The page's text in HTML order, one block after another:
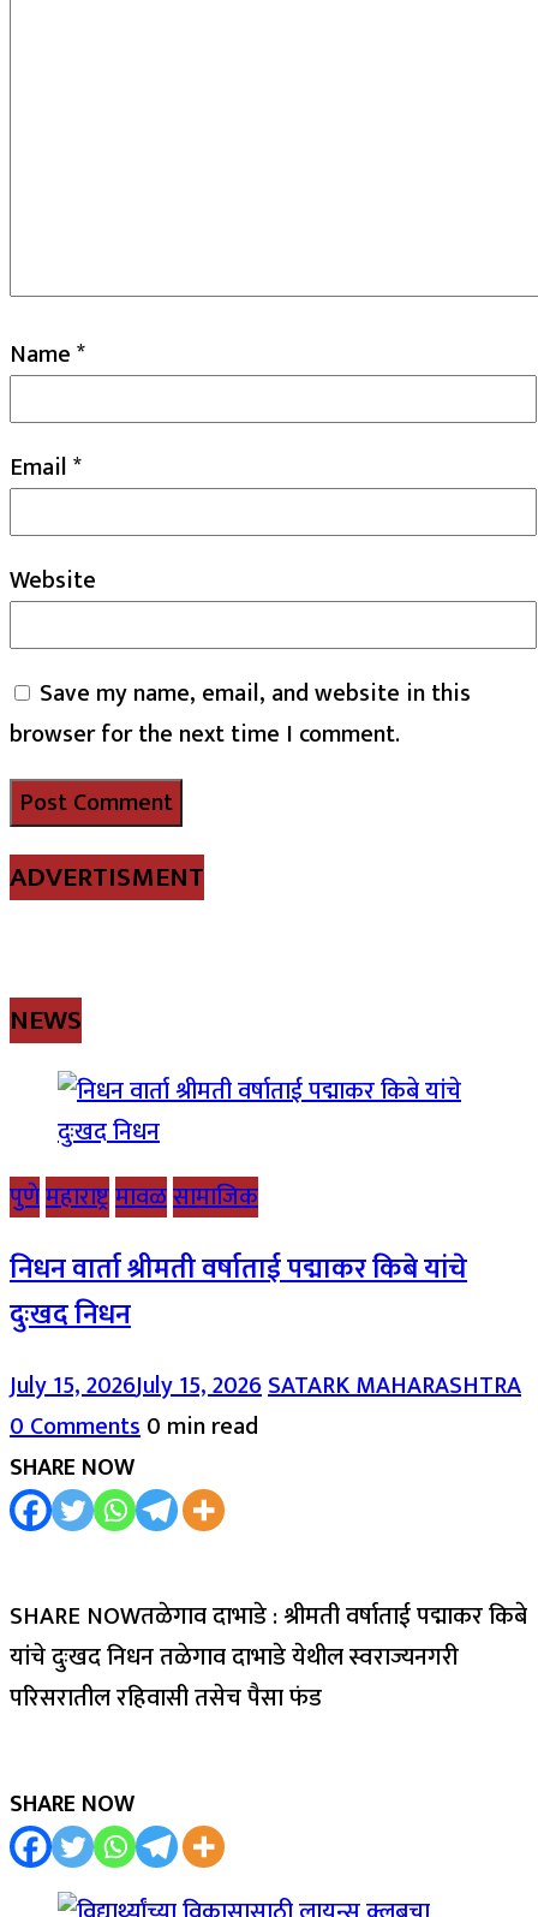
Name*
Email*
Website
Save my name, email, and website in this
browser for the next time I comment.
ADVERTISMENT
NEWS
पुणेमहाराष्ट्रमावळसामाजिक
निधन वार्ता श्रीमती वर्षाताई पद्माकर किबे यांचे
दुःखद निधन
July 15, 2026July 15, 2026SATARK MAHARASHTRA
0 Comments0 min read
SHARE NOW
SHARE NOWतळेगाव दाभाडे : श्रीमती वर्षाताई पद्माकर किबे
यांचे दुःखद निधन तळेगाव दाभाडे येथील स्वराज्यनगरी
परिसरातील रहिवासी तसेच पैसा फंड
SHARE NOW